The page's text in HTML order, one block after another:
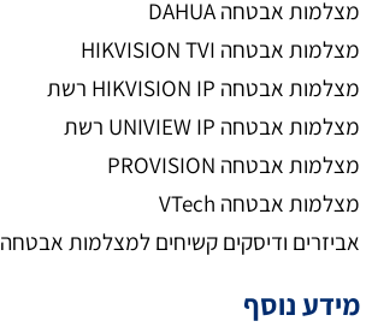
מצלמות אבטחה DAHUA
מצלמות אבטחה HIKVISION TVI
מצלמות אבטחה HIKVISION IP רשת
מצלמות אבטחה UNIVIEW IP רשת
מצלמות אבטחה PROVISION
מצלמות אבטחה VTech
אביזרים ודיסקים קשיחים למצלמות אבטחה
מידע נוסף